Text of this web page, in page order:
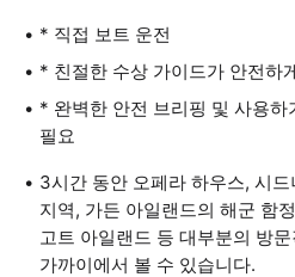
* 직접 보트 운전
* 친절한 수상 가이드가 안전하
* 완벽한 안전 브리핑 및 사용
필요
3시간 동안 오페라 하우스, 시
지역, 가든 아일랜드의 해군 함
고트 아일랜드 등 대부분의 방
가까이에서 볼 수 있습니다.